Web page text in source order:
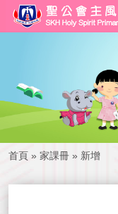
首頁 » 家課冊 » 新增